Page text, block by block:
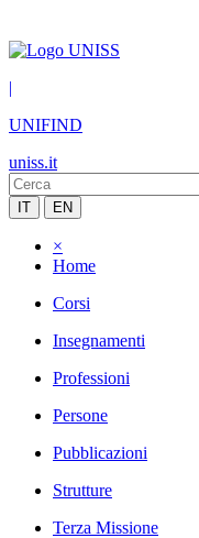
|
UNIFIND
uniss.it
IT EN
×
Home
Corsi
Insegnamenti
Professioni
Persone
Pubblicazioni
Strutture
Terza Missione